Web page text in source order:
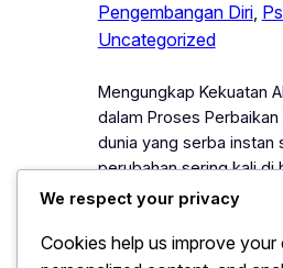
Pengembangan Diri,
Uncategorized
Mengungkap Kekuatan
dalam Proses Perbaikan
dunia yang serba instan
perubahan sering kali di
terjadi secara cepat dan
mengejar hasil besar
We respect your privacy
Cookies help us improve your